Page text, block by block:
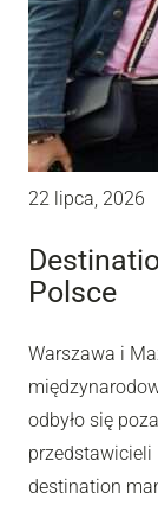
22 lipca, 2026
Polsce
Warszawa i
odbyło się
przedstawicieli
destination